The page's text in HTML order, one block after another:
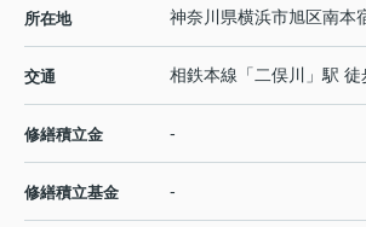
所在地 神奈川県横浜市旭区南本
交通 相鉄本線 「 二俣川 」駅
修繕積立金 -
修繕積立基金 -